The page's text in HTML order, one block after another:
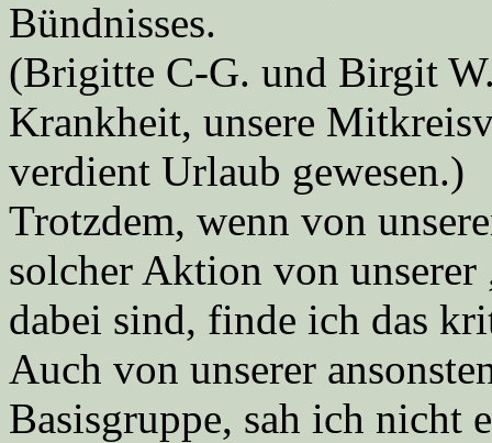
Bündnisses.
(Brigitte C-G. und Birgit
Krankheit, unsere
verdient Urlaub gewesen.)
Trotzdem, wenn von
solcher Aktion von
dabei sind, finde ich das
Auch von unserer
Basisgruppe, sah ich nicht